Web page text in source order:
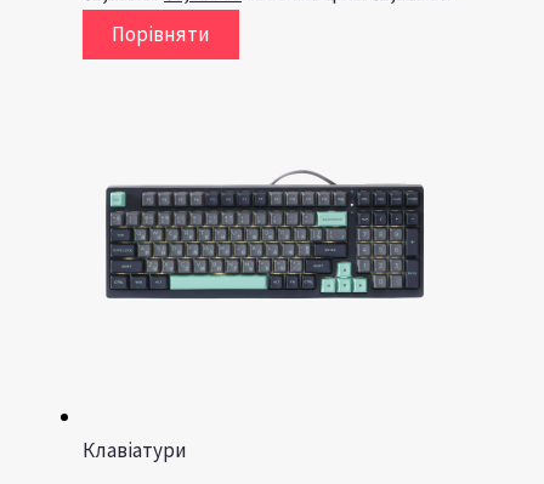
Порівняти
Клавіатури